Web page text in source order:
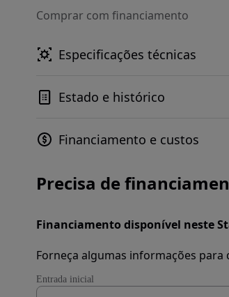
Comprar com financiamento
Especificações técnicas
Estado e histórico
Financiamento e custos
Precisa de
Financiamento disponível neste
Forneça algumas informações
Entrada inicial